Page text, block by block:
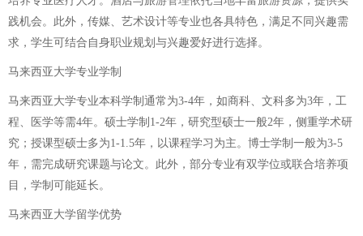
践机会。此外，传媒、艺术设计等专业也各具特色，满足不同兴趣需
求，学生可结合自身职业规划与兴趣爱好进行选择。
马来西亚大学专业学制
马来西亚大学专业本科学制通常为3-4年，如商科、文科多为3年，工
程、医学等需4年。硕士学制1-2年，研究型硕士一般2年，侧重学术研
究；授课型硕士多为1-1.5年，以课程学习为主。博士学制一般为3-5
年，需完成研究课题与论文。此外，部分专业有双学位或联合培养项
目，学制可能延长。
马来西亚大学留学优势